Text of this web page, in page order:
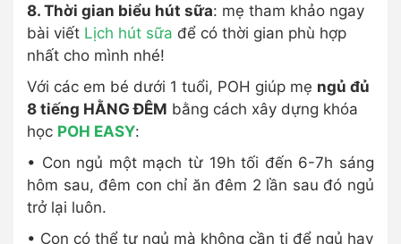
8. Thời gian biểu hút sữa: mẹ tham khảo ngay
bài viết Lịch hút sữa để có thời gian phù hợp
nhất cho mình nhé!
Với các em bé dưới 1 tuổi, POH giúp mẹ ngủ đủ
8 tiếng HẰNG ĐÊM bằng cách xây dựng khóa
học POH EASY:
• Con ngủ một mạch từ 19h tối đến 6-7h sáng
hôm sau, đêm con chỉ ăn đêm 2 lần sau đó ngủ
trở lại luôn.
• Con có thể tự ngủ mà không cần ti để ngủ hay